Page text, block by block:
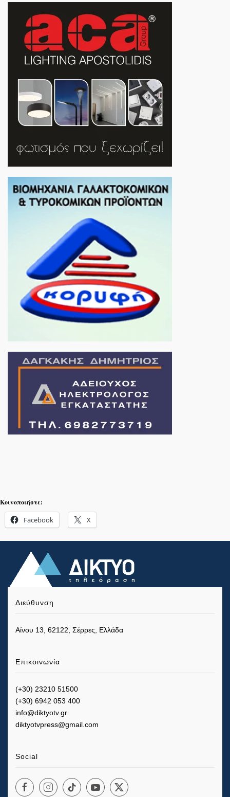
Κοινοποιήστε:
Facebook X
Διεύθυνση
Αίνου 13, 62122, Σέρρες, Ελλάδα
Επικοινωνία
(+30) 23210 51500
(+30) 6942 053 400
info@diktyotv.gr
diktyotvpress@gmail.com
Social